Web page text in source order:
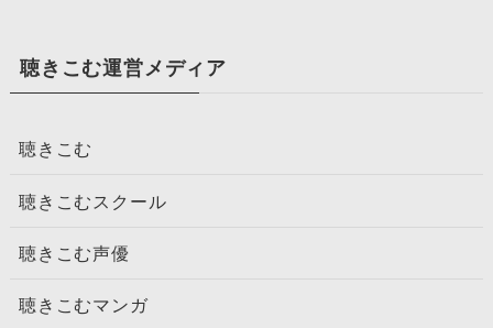
聴きこむ運営メディア
聴きこむ
聴きこむスクール
聴きこむ声優
聴きこむマンガ